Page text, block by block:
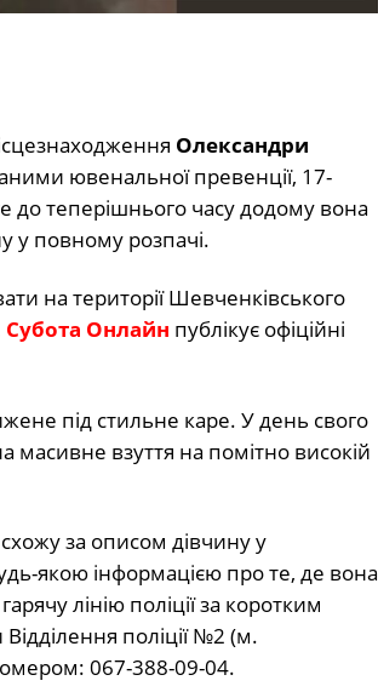
Олександри
ювенальної превенції, 17-
до теперішнього часу додому вона
у повному розпачі.
на території Шевченківського
Субота Онлайн публікує офіційні
під стильне каре. У день свого
взуття на помітно високій
за описом дівчину у
якою інформацією про те, де вона
лінію поліції за коротким
поліції №2 (м.
067-388-09-04.